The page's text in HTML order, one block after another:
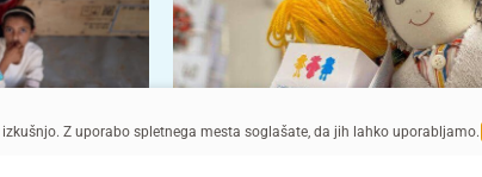
Z uporabo spletnega mesta soglašate, da jih lahko uporabljamo.